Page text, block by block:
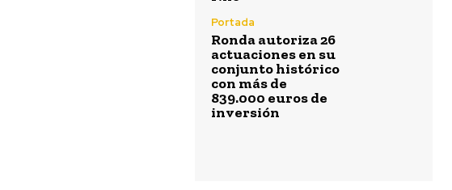
Portada
Ronda autoriza 26
actuaciones en su
conjunto histórico
con más de
839.000 euros de
inversión